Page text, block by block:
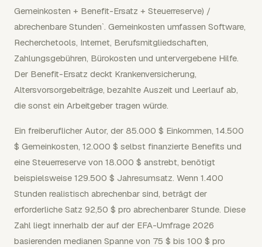
Gemeinkosten + Benefit-Ersatz + Steuerreserve) /
abrechenbare Stunden`. Gemeinkosten umfassen Software,
Recherchetools, Internet, Berufsmitgliedschaften,
Zahlungsgebühren, Bürokosten und untervergebene Hilfe.
Der Benefit-Ersatz deckt Krankenversicherung,
Altersvorsorgebeiträge, bezahlte Auszeit und Leerlauf ab,
die sonst ein Arbeitgeber tragen würde.
Ein freiberuflicher Autor, der 85.000 $ Einkommen, 14.500
$ Gemeinkosten, 12.000 $ selbst finanzierte Benefits und
eine Steuerreserve von 18.000 $ anstrebt, benötigt
beispielsweise 129.500 $ Jahresumsatz. Wenn 1.400
Stunden realistisch abrechenbar sind, beträgt der
erforderliche Satz 92,50 $ pro abrechenbarer Stunde. Diese
Zahl liegt innerhalb der auf der EFA-Umfrage 2026
basierenden medianen Spanne von 75 $ bis 100 $ pro